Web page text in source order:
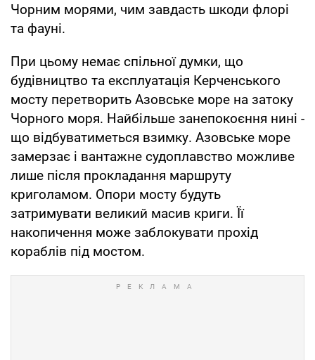
Чорним морями, чим завдасть шкоди флорі
та фауні.
При цьому немає спільної думки, що
будівництво та експлуатація Керченського
мосту перетворить Азовське море на затоку
Чорного моря. Найбільше занепокоєння нині -
що відбуватиметься взимку. Азовське море
замерзає і вантажне судоплавство можливе
лише після прокладання маршруту
криголамом. Опори мосту будуть
затримувати великий масив криги. Її
накопичення може заблокувати прохід
кораблів під мостом.